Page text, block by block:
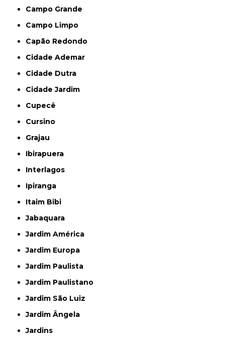
Campo Grande
Campo Limpo
Capão Redondo
Cidade Ademar
Cidade Dutra
Cidade Jardim
Cupecê
Cursino
Grajau
Ibirapuera
Interlagos
Ipiranga
Itaim Bibi
Jabaquara
Jardim América
Jardim Europa
Jardim Paulista
Jardim Paulistano
Jardim São Luiz
Jardim Ângela
Jardins